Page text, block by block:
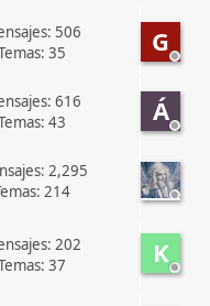
G
506
35
Á
616
43
2,295
214
K
202
37